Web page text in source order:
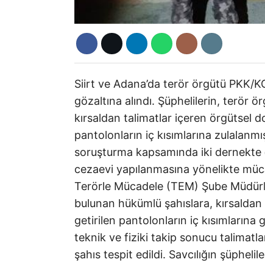
Siirt ve Adana’da terör örgütü PKK/
gözaltına alındı. Şüphelilerin, terör
kırsaldan talimatlar içeren örgütsel
pantolonların iç kısımlarına
soruşturma kapsamında iki dernekte
cezaevi yapılanmasına yönelikte
Terörle Mücadele (TEM) Şube
bulunan hükümlü şahıslara,
getirilen pantolonların iç
teknik ve fiziki takip sonucu
şahıs tespit edildi. Savcılığın